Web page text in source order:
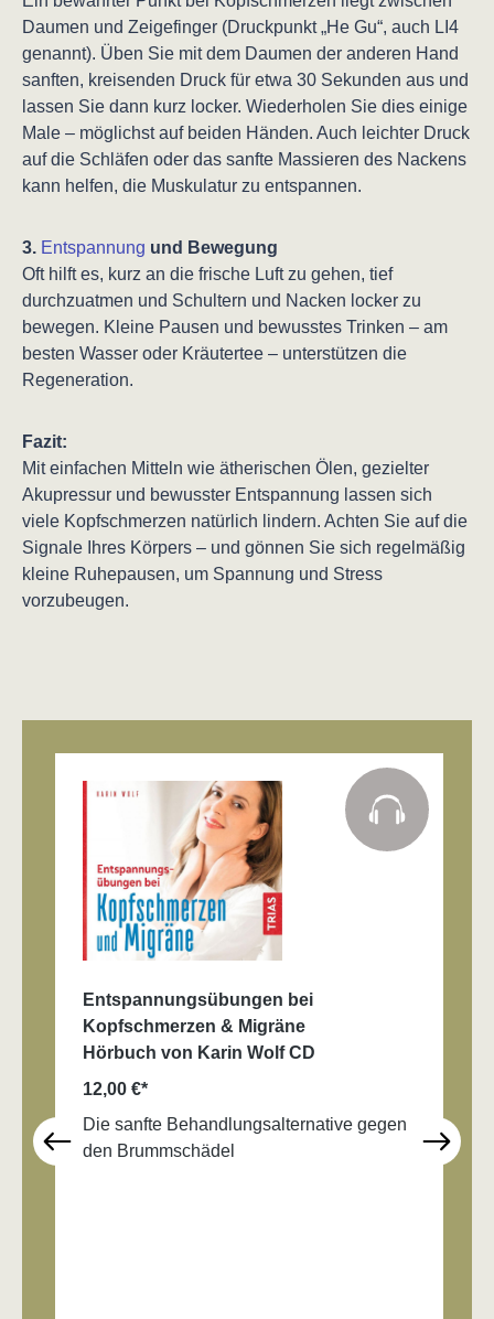
Daumen und Zeigefinger (Druckpunkt „He Gu“, auch LI4
genannt). Üben Sie mit dem Daumen der anderen Hand
sanften, kreisenden Druck für etwa 30 Sekunden aus und
lassen Sie dann kurz locker. Wiederholen Sie dies einige
Male – möglichst auf beiden Händen. Auch leichter Druck
auf die Schläfen oder das sanfte Massieren des Nackens
kann helfen, die Muskulatur zu entspannen.
3. Entspannung und Bewegung
Oft hilft es, kurz an die frische Luft zu gehen, tief
durchzuatmen und Schultern und Nacken locker zu
bewegen. Kleine Pausen und bewusstes Trinken – am
besten Wasser oder Kräutertee – unterstützen die
Regeneration.
Fazit:
Mit einfachen Mitteln wie ätherischen Ölen, gezielter
Akupressur und bewusster Entspannung lassen sich
viele Kopfschmerzen natürlich lindern. Achten Sie auf die
Signale Ihres Körpers – und gönnen Sie sich regelmäßig
kleine Ruhepausen, um Spannung und Stress
vorzubeugen.
Entspannungsübungen bei
Kopfschmerzen & Migräne
Hörbuch von Karin Wolf CD
12,00 €*
Die sanfte Behandlungsalternative gegen
den Brummschädel